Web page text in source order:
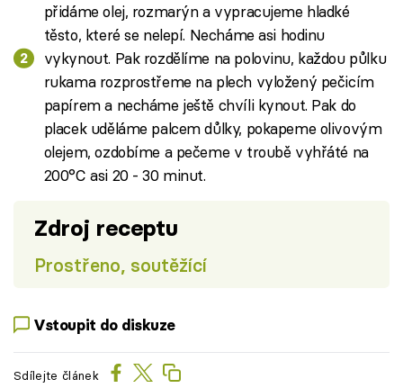
přidáme olej, rozmarýn a vypracujeme hladké
těsto, které se nelepí. Necháme asi hodinu
vykynout. Pak rozdělíme na polovinu, každou půlku
rukama rozprostřeme na plech vyložený pečicím
papírem a necháme ještě chvíli kynout. Pak do
placek uděláme palcem důlky, pokapeme olivovým
olejem, ozdobíme a pečeme v troubě vyhřáté na
200°C asi 20 - 30 minut.
Zdroj receptu
Prostřeno, soutěžící
Vstoupit do diskuze
Sdílejte článek